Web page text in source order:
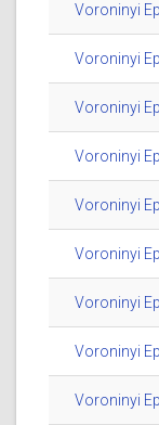
Voroninyi
Voroninyi
Voroninyi
Voroninyi
Voroninyi
Voroninyi
Voroninyi
Voroninyi
Voroninyi